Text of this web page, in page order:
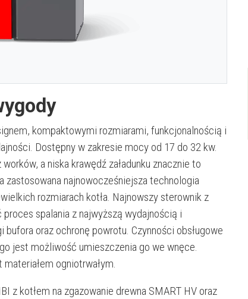
kompaktowymi rozmiarami, funkcjonalnością i
Dostępny w zakresie mocy od 17 do 32 kw.
a niska krawędź załadunku znacznie to
zastosowana najnowocześniejsza technologia
rozmiarach kotła. Najnowszy sterownik z
spalania z najwyższą wydajnością i
oraz ochronę powrotu. Czynności obsługowe
jest możliwość umieszczenia go we wnęce.
ogniotrwałym.
z kotłem na zgazowanie drewna SMART HV oraz